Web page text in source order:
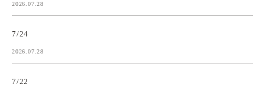
2026.07.28
7/24
2026.07.28
7/22